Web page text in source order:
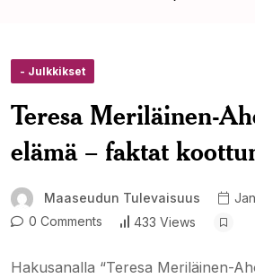
- Julkkikset
Teresa Meriläinen-
elämä – faktat
Maaseudun Tulevaisuus
0 Comments
433 Views
Hakusanalla “Teresa Meriläinen-